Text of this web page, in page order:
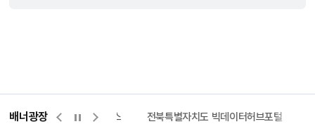
배너광장
량바로처리센터 위택스 전북특별자치도 빅데이터허브포털